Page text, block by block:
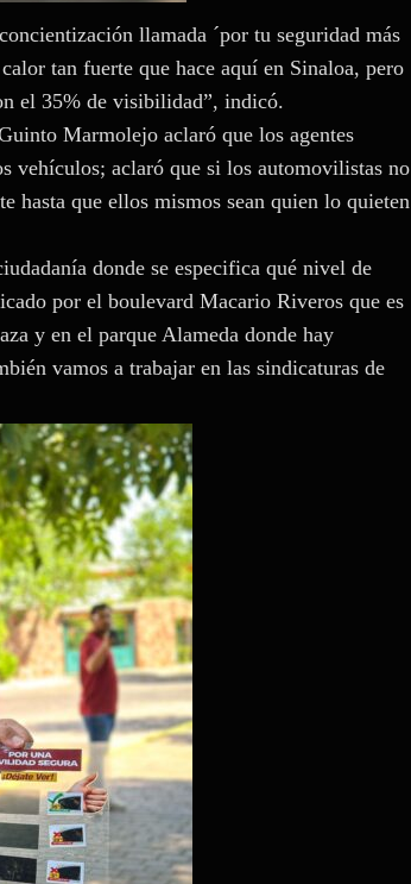
llamada ´por tu seguridad más
tan fuerte que hace aquí en Sinaloa, pero
el 35% de visibilidad”, indicó.
Marmolejo aclaró que los agentes
vehículos; aclaró que si los automovilistas no
hasta que ellos mismos sean quien lo quieten
donde se especifica qué nivel de
por el boulevard Macario Riveros que es
y en el parque Alameda donde hay
vamos a trabajar en las sindicaturas de